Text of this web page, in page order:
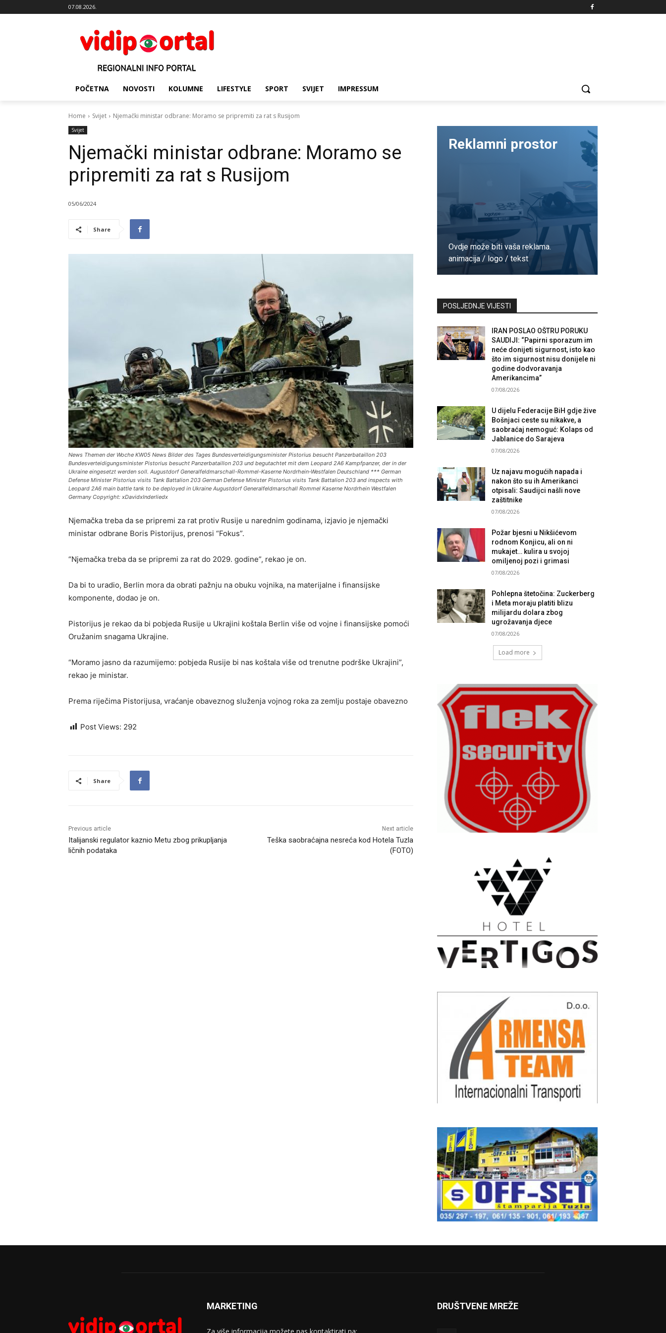
07.08.2026.
POČETNA NOVOSTI KOLUMNE LIFESTYLE SPORT SVIJET IMPRESSUM
Home Svijet Njemački ministar odbrane: Moramo se pripremiti za rat s Rusijom
Svijet
Njemački ministar odbrane: Moramo se
pripremiti za rat s Rusijom
05/06/2024
Share
News Themen der Woche KW05 News Bilder des Tages Bundesverteidigungsminister Pistorius besucht Panzerbataillon 203
Bundesverteidigungsminister Pistorius besucht Panzerbataillon 203 und begutachtet mit dem Leopard 2A6 Kampfpanzer, der in der
Ukraine eingesetzt werden soll. Augustdorf Generalfeldmarschall-Rommel-Kaserne Nordrhein-Westfalen Deutschland *** German
Defense Minister Pistorius visits Tank Battalion 203 German Defense Minister Pistorius visits Tank Battalion 203 and inspects with
Leopard 2A6 main battle tank to be deployed in Ukraine Augustdorf Generalfeldmarschall Rommel Kaserne Nordrhein Westfalen
Germany Copyright: xDavidxInderliedx
Njemačka treba da se pripremi za rat protiv Rusije u narednim godinama, izjavio je njemački
ministar odbrane Boris Pistorijus, prenosi “Fokus”.
“Njemačka treba da se pripremi za rat do 2029. godine”, rekao je on.
Da bi to uradio, Berlin mora da obrati pažnju na obuku vojnika, na materijalne i finansijske
komponente, dodao je on.
Pistorijus je rekao da bi pobjeda Rusije u Ukrajini koštala Berlin više od vojne i finansijske pomoći
Oružanim snagama Ukrajine.
“Moramo jasno da razumijemo: pobjeda Rusije bi nas koštala više od trenutne podrške Ukrajini”,
rekao je ministar.
Prema riječima Pistorijusa, vraćanje obaveznog služenja vojnog roka za zemlju postaje obavezno
Post Views: 292
Share
Previous article
Italijanski regulator kaznio Metu zbog prikupljanja
ličnih podataka
Next article
Teška saobraćajna nesreća kod Hotela Tuzla
(FOTO)
Reklamni prostor
Ovdje može biti vaša reklama.
animacija / logo / tekst
POSLJEDNJE VIJESTI
IRAN POSLAO OŠTRU PORUKU
SAUDIJI: “Papirni sporazum im
neće donijeti sigurnost, isto kao
što im sigurnost nisu donijele ni
godine dodvoravanja
Amerikancima”
07/08/2026
U dijelu Federacije BiH gdje žive
Bošnjaci ceste su nikakve, a
saobraćaj nemoguć: Kolaps od
Jablanice do Sarajeva
07/08/2026
Uz najavu mogućih napada i
nakon što su ih Amerikanci
otpisali: Saudijci našli nove
zaštitnike
07/08/2026
Požar bjesni u Nikšićevom
rodnom Konjicu, ali on ni
mukajet… kulira u svojoj
omiljenoj pozi i grimasi
07/08/2026
Pohlepna štetočina: Zuckerberg
i Meta moraju platiti blizu
milijardu dolara zbog
ugrožavanja djece
07/08/2026
Load more
MARKETING DRUŠTVENE MREŽE